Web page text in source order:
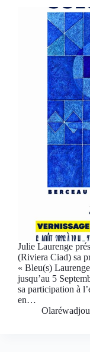
Julie Laurenge
(Riviera Ciad) sa
« Bleu(s)
jusqu’au 5
sa participation à
en…